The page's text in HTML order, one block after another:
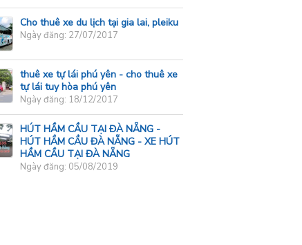
Cho thuê xe du lịch tại gia lai, pleiku
Ngày đăng: 27/07/2017
thuê xe tự lái phú yên - cho thuê xe
tự lái tuy hòa phú yên
Ngày đăng: 18/12/2017
HÚT HẦM CẦU TẠI ĐÀ NẴNG -
HÚT HẦM CẦU ĐÀ NẴNG - XE HÚT
HẦM CẦU TẠI ĐÀ NẴNG
Ngày đăng: 05/08/2019